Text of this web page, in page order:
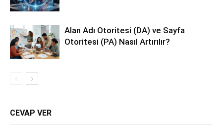
Alan Adı Otoritesi (DA) ve Sayfa
Otoritesi (PA) Nasıl Artırılır?
CEVAP VER